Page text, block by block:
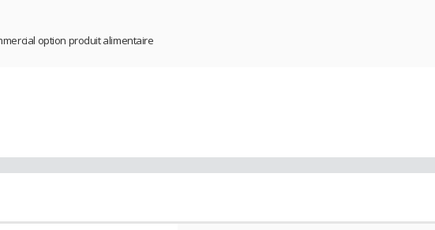
option produit alimentaire